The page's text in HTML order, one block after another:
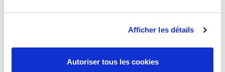
Afficher les détails
Autoriser tous les cookies
aérienne